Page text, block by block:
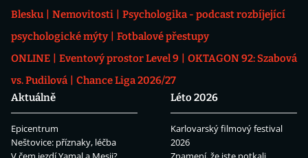
Blesku
Nemovitosti
Psychologika - podcast rozbíjející
psychologické mýty
Fotbalové přestupy
ONLINE
Eventový prostor Level 9
OKTAGON 92: Szabová
vs. Pudilová
Chance Liga 2026/27
Aktuálně
Epicentrum
Neštovice: příznaky, léčba
Léto 2026
Karlovarský filmový festival
2026